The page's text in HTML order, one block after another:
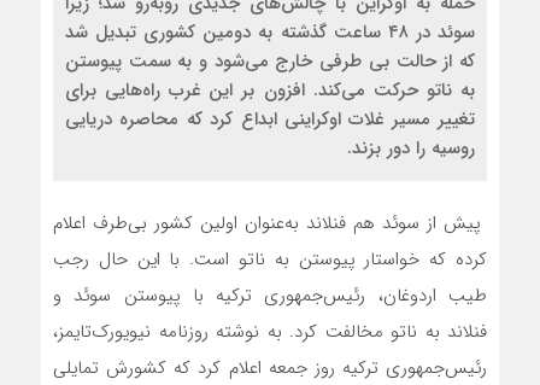
سوئد در ۴۸ ساعت گذشته به دومین کشوری تبدیل شد
که از حالت بی طرفی خارج می‌شود و به سمت پیوستن
به ناتو حرکت می‌کند. افزون بر این غرب راه‌هایی برای
تغییر مسیر غلات اوکراینی ابداع کرد که محاصره دریایی
روسیه را دور بزند.
پیش از سوئد هم فنلاند به‌عنوان اولین کشور بی‌‌طرف اعلام
کرده که خواستار پیوستن به ناتو است. با این حال رجب
طیب اردوغان، رئیس‌‌جمهوری ترکیه با پیوستن سوئد و
فنلاند به ناتو مخالفت کرد. به نوشته روزنامه نیویورک‌‌تایمز،
رئیس‌‌جمهوری ترکیه روز جمعه اعلام کرد که کشورش تمایلی